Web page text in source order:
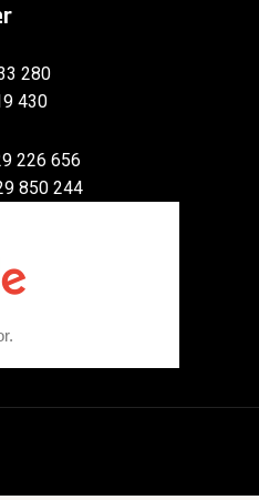
280
430
226 656
244